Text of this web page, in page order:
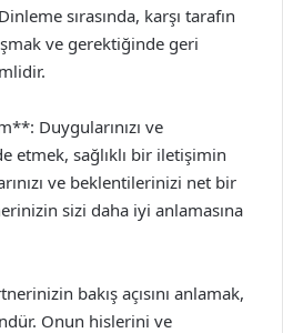
sırasında, karşı tarafın
ve gerektiğinde geri
Duygularınızı ve
etmek, sağlıklı bir iletişimin
ve beklentilerinizi net bir
sizi daha iyi anlamasına
bakış açısını anlamak,
Onun hislerini ve